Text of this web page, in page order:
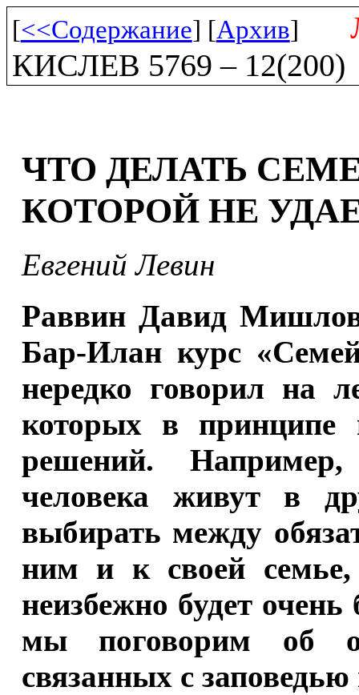
[<<Содержание] [Архив]
КИСЛЕВ 5769 – 12(200)
ЧТО ДЕЛАТЬ
КОТОРОЙ НЕ
Евгений Левин
Раввин Давид
Бар-Илан курс
нередко говорил на
которых в
решений.
человека живут в
выбирать между
ним и к своей
неизбежно будет
мы поговорим об
связанных с